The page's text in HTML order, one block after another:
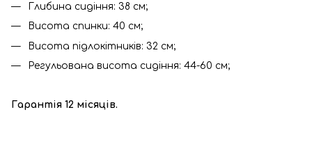
Глибина сидіння: 38 см;
Висота спинки: 40 см;
Висота підлокітників: 32 см;
Регульована висота сидіння: 44-60 см;
Гарантія 12 місяців.